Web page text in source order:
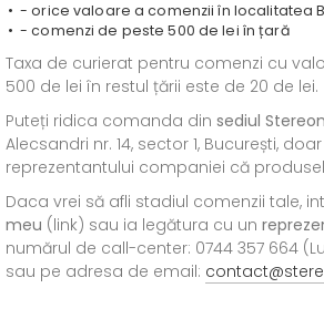
- orice valoare a comenzii în localitatea
- comenzi de peste 500 de lei în țară
Taxa de curierat pentru comenzi cu
500 de lei în restul țării este de 20 de lei.
Puteți ridica comanda din sediul
Alecsandri nr. 14, sector 1, București,
reprezentantului companiei că
Daca vrei să afli stadiul comenzii tale,
meu (link) sau ia legătura cu un
numărul de call-center: 0744 357 664
sau pe adresa de email: